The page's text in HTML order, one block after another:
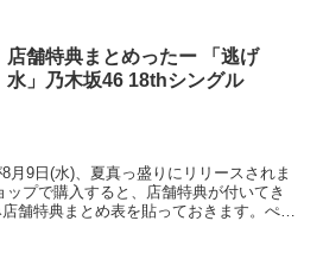
店舗特典まとめったー 「逃げ
水」乃木坂46 18thシングル
月9日(水)、夏真っ盛りにリリースされま
プで購入すると、店舗特典が付いてき
舗特典まとめ表を貼っておきます。ぺこ